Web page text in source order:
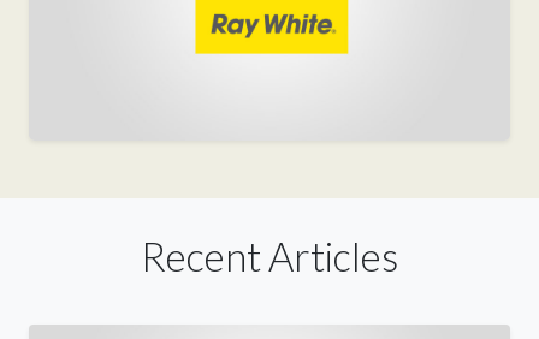
Recent Articles